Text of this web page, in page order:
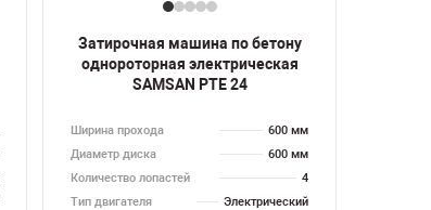
Затирочная машина по бетону
однороторная электрическая
SAMSAN PTE 24
Ширина прохода
600 мм
Диаметр диска
600 мм
Количество лопастей
4
Тип двигателя
Электрический